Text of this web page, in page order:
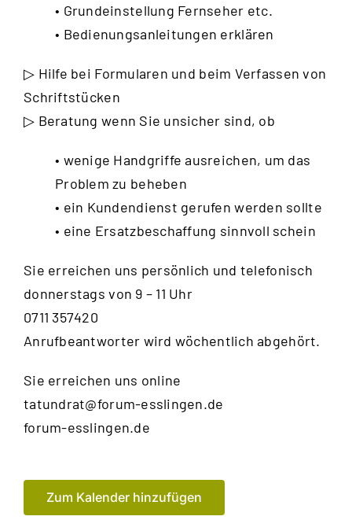
• Grundeinstellung Fernseher etc.
• Bedienungsanleitungen erklären
▷ Hilfe bei Formularen und beim Verfassen von
Schriftstücken
▷ Beratung wenn Sie unsicher sind, ob
• wenige Handgriffe ausreichen, um das
Problem zu beheben
• ein Kundendienst gerufen werden sollte
• eine Ersatzbeschaffung sinnvoll schein
Sie erreichen uns persönlich und telefonisch
donnerstags von 9 – 11 Uhr
0711 357420
Anrufbeantworter wird wöchentlich abgehört.
Sie erreichen uns online
tatundrat@forum-esslingen.de
forum-esslingen.de
Zum Kalender hinzufügen